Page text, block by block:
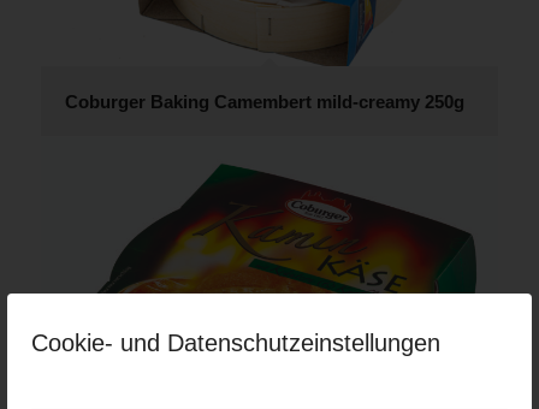
Cookie- und Datenschutzeinstellungen
Coburger Baking Camembert mild-creamy 250g